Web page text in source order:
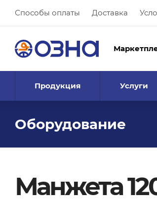
Способы оплаты Доставка
Продукция Услуги
Оборудование
Манжета